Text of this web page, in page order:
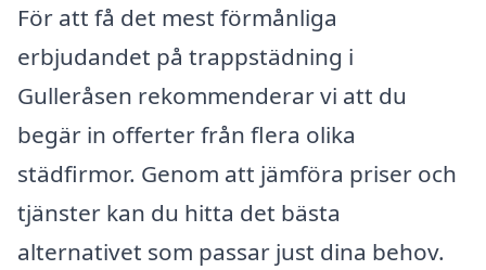
För att få det mest förmånliga
erbjudandet på trappstädning i
Gulleråsen rekommenderar vi att du
begär in offerter från flera olika
städfirmor. Genom att jämföra priser och
tjänster kan du hitta det bästa
alternativet som passar just dina behov.